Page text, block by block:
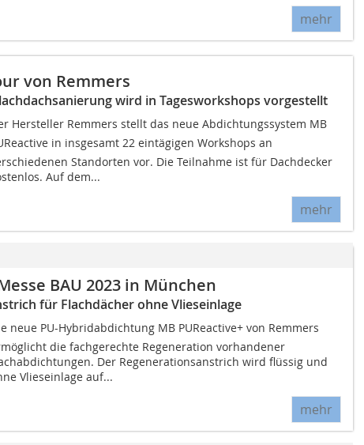
mehr
von Remmers
wird in Tagesworkshops vorgestellt
Hersteller Remmers stellt das neue Abdichtungssystem MB
in insgesamt 22 eintägigen Workshops an
Standorten vor. Die Teilnahme ist für Dachdecker
Auf dem...
mehr
BAU 2023 in München
für Flachdächer ohne Vlieseinlage
neue PU-Hybridabdichtung MB PUReactive+ von Remmers
die fachgerechte Regeneration vorhandener
Der Regenerationsanstrich wird flüssig und
Vlieseinlage auf...
mehr